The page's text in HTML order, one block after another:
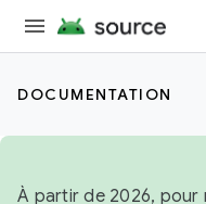
DOCUMENTATION
À partir de 2026, pour